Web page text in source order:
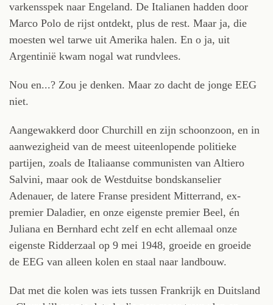
varkensspek naar Engeland. De Italianen hadden door
Marco Polo de rijst ontdekt, plus de rest. Maar ja, die
moesten wel tarwe uit Amerika halen. En o ja, uit
Argentinië kwam nogal wat rundvlees.
Nou en...? Zou je denken. Maar zo dacht de jonge EEG
niet.
Aangewakkerd door Churchill en zijn schoonzoon, en in
aanwezigheid van de meest uiteenlopende politieke
partijen, zoals de Italiaanse communisten van Altiero
Salvini, maar ook de Westduitse bondskanselier
Adenauer, de latere Franse president Mitterrand, ex-
premier Daladier, en onze eigenste premier Beel, én
Juliana en Bernhard echt zelf en echt allemaal onze
eigenste Ridderzaal op 9 mei 1948, groeide en groeide
de EEG van alleen kolen en staal naar landbouw.
Dat met die kolen was iets tussen Frankrijk en Duitsland